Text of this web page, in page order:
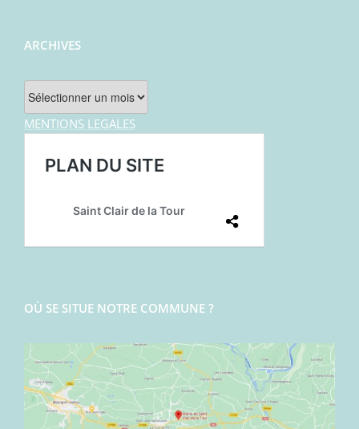
ARCHIVES
Archives
MENTIONS LEGALES
OÙ SE SITUE NOTRE COMMUNE ?